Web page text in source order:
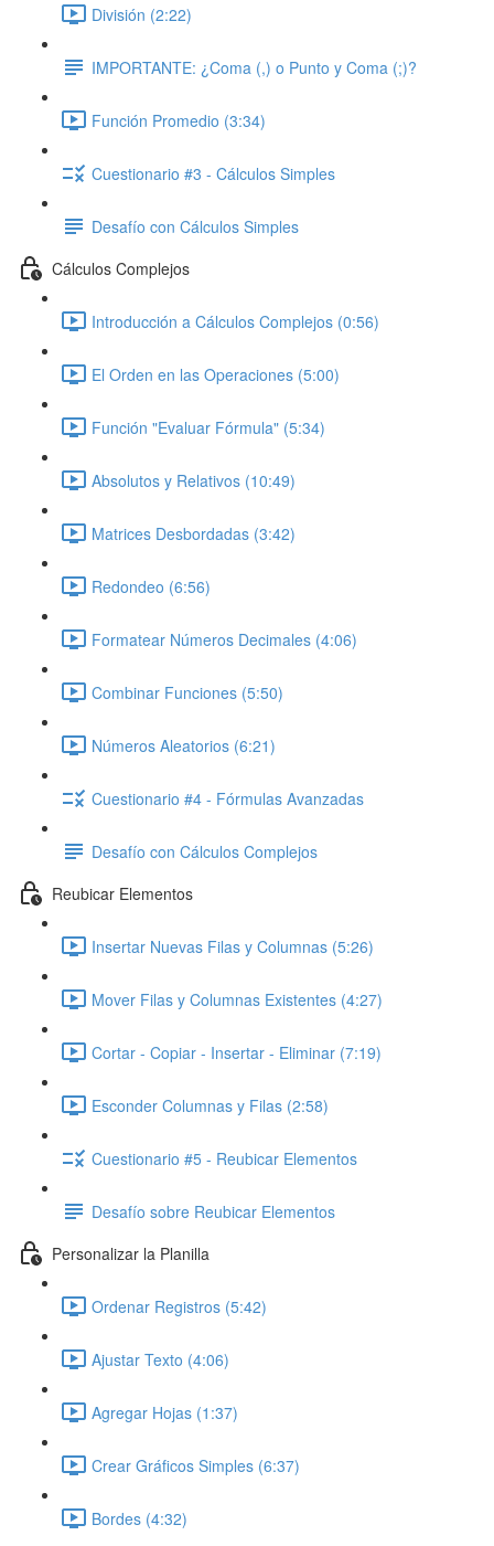
División (2:22)
IMPORTANTE: ¿Coma (,) o Punto y Coma (;)?
Función Promedio (3:34)
Cuestionario #3 - Cálculos Simples
Desafío con Cálculos Simples
Cálculos Complejos
Introducción a Cálculos Complejos (0:56)
El Orden en las Operaciones (5:00)
Función "Evaluar Fórmula" (5:34)
Absolutos y Relativos (10:49)
Matrices Desbordadas (3:42)
Redondeo (6:56)
Formatear Números Decimales (4:06)
Combinar Funciones (5:50)
Números Aleatorios (6:21)
Cuestionario #4 - Fórmulas Avanzadas
Desafío con Cálculos Complejos
Reubicar Elementos
Insertar Nuevas Filas y Columnas (5:26)
Mover Filas y Columnas Existentes (4:27)
Cortar - Copiar - Insertar - Eliminar (7:19)
Esconder Columnas y Filas (2:58)
Cuestionario #5 - Reubicar Elementos
Desafío sobre Reubicar Elementos
Personalizar la Planilla
Ordenar Registros (5:42)
Ajustar Texto (4:06)
Agregar Hojas (1:37)
Crear Gráficos Simples (6:37)
Bordes (4:32)